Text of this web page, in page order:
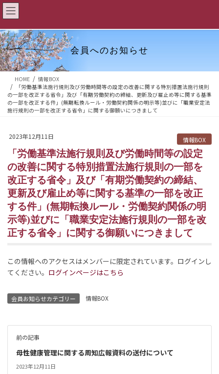
コ
ン
テ
ン
ツ
へ
ス
ナ
ビ
ゲ
ー
シ
ョ
ン
この情報へのアクセスはメンバーに限定されています。ログインしてく
ださい。
会員へのお知らせ
HOME
情報BOX
「労働基準法施行規則及び労働時間等の設定の改善に関する特別措置法施行規則
の一部を改正する省令」及び「有期労働契約の締結、更新及び雇止め等に関する基準
の一部を改正する件」(無期転換ルール・労働契約関係の明示等)並びに「職業安定法
施行規則の一部を改正する省令」に関する御願いにつきまして
2023年12月11日 情報BOX
「労働基準法施行規則及び労働時間等の設定
の改善に関する特別措置法施行規則の一部を
改正する省令」及び「有期労働契約の締結、
更新及び雇止め等に関する基準の一部を改正
する件」(無期転換ルール・労働契約関係の明
示等)並びに「職業安定法施行規則の一部を改
正する省令」に関する御願いにつきまして
この情報へのアクセスはメンバーに限定されています。ログインし
てください。 ログインページはこちら
会員お知らせカテゴリー 情報BOX
前の記事
母性健康管理に関する周知広報資料の送付について
2023年12月11日